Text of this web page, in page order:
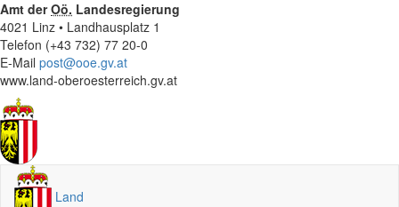
Amt derOö. Landesregierung
4021 Linz • Landhausplatz 1
Telefon (+43 732) 77 20-0
E-Mail post@ooe.gv.at
www.land-oberoesterreich.gv.at
Land